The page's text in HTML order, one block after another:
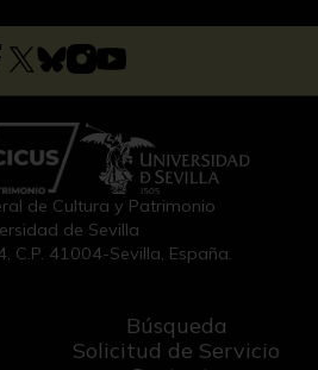
de Cultura y Patrimonio
de Sevilla
C.P. 41004-Sevilla, España.
Búsqueda
Solicitud de Servicio